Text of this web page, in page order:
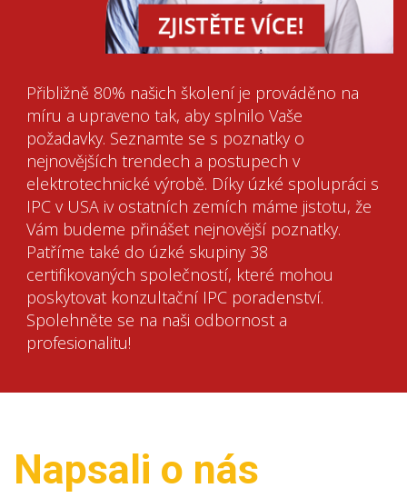
Přibližně 80% našich školení je prováděno na
míru a upraveno tak, aby splnilo Vaše
požadavky. Seznamte se s poznatky o
nejnovějších trendech a postupech v
elektrotechnické výrobě. Díky úzké spolupráci s
IPC v USA iv ostatních zemích máme jistotu, že
Vám budeme přinášet nejnovější poznatky.
Patříme také do úzké skupiny 38
certifikovaných společností, které mohou
poskytovat konzultační IPC poradenství.
Spolehněte se na naši odbornost a
profesionalitu!
Napsali o nás